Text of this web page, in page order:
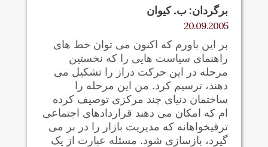
برگردان: ب. کيوان
20.09.2005
بر این باورم که اکنون می توان خط های
راهنمای سیاست هایی را که نخستین
مرحله در این حرکت دراز را تشکیل می
دهند، ترسیم کرد. من این مرحله را
ساختمان دنیای چند مرکزی توصیف کرده
ام که امکان می دهند قراردادهای اجتماعی
ترقیخواهانه که مدیریت بازار را در بر می
گيرد، بازسازی شود. مسئله عبارت از یک